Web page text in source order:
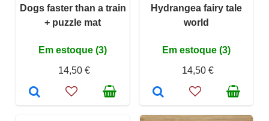
Dogs faster than a train
+ puzzle mat
Em estoque (3)
14,50 €
Hydrangea fairy tale
world
Em estoque (3)
14,50 €